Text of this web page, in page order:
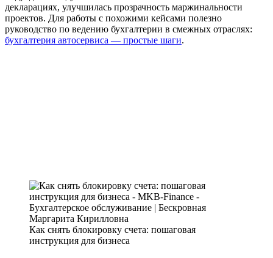
декларациях, улучшилась прозрачность маржинальности
проектов. Для работы с похожими кейсами полезно
руководство по ведению бухгалтерии в смежных отраслях:
бухгалтерия автосервиса — простые шаги.
Как снять блокировку счета: пошаговая
инструкция для бизнеса